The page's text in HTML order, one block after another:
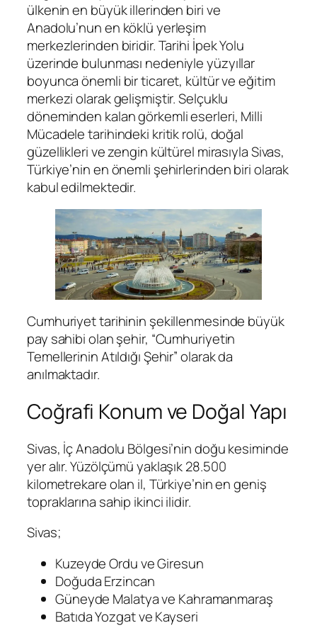
ülkenin en büyük illerinden biri ve
Anadolu’nun en köklü yerleşim
merkezlerinden biridir. Tarihi İpek Yolu
üzerinde bulunması nedeniyle yüzyıllar
boyunca önemli bir ticaret, kültür ve eğitim
merkezi olarak gelişmiştir. Selçuklu
döneminden kalan görkemli eserleri, Milli
Mücadele tarihindeki kritik rolü, doğal
güzellikleri ve zengin kültürel mirasıyla Sivas,
Türkiye’nin en önemli şehirlerinden biri olarak
kabul edilmektedir.
Cumhuriyet tarihinin şekillenmesinde büyük
pay sahibi olan şehir, “Cumhuriyetin
Temellerinin Atıldığı Şehir” olarak da
anılmaktadır.
Coğrafi Konum ve Doğal Yapı
Sivas, İç Anadolu Bölgesi’nin doğu kesiminde
yer alır. Yüzölçümü yaklaşık 28.500
kilometrekare olan il, Türkiye’nin en geniş
topraklarına sahip ikinci ilidir.
Sivas;
Kuzeyde Ordu ve Giresun
Doğuda Erzincan
Güneyde Malatya ve Kahramanmaraş
Batıda Yozgat ve Kayseri